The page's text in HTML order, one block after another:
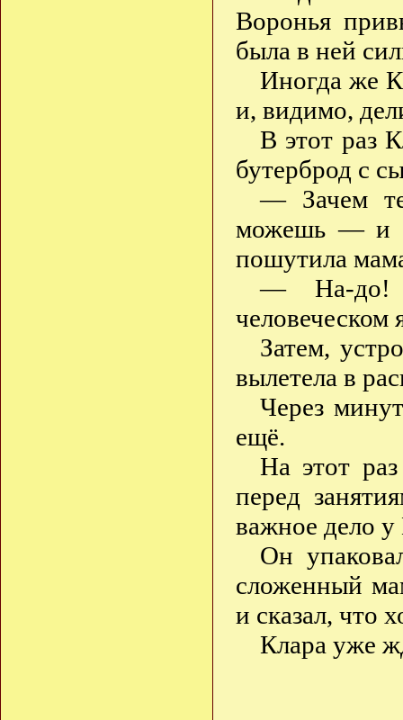
Воронья
была в ней
Иногда же
и, видимо,
В этот раз
бутерброд с
— Зачем
можешь — и
пошутила
— На-до!
человеческом
Затем,
вылетела в
Через
ещё.
На этот
перед
важное дело
Он
сложенный
и сказал, что
Клара уже